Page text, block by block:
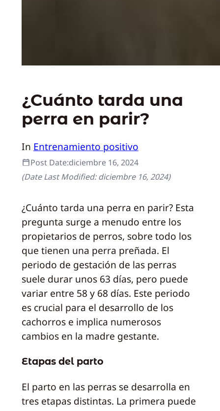
¿Cuánto tarda una
perra en parir?
In Entrenamiento positivo
Post Date:diciembre 16, 2024
(Date Last Modified:diciembre 16, 2024)
¿Cuánto tarda una perra en parir? Esta
pregunta surge a menudo entre los
propietarios de perros, sobre todo los
que tienen una perra preñada. El
periodo de gestación de las perras
suele durar unos 63 días, pero puede
variar entre 58 y 68 días. Este periodo
es crucial para el desarrollo de los
cachorros e implica numerosos
cambios en la madre gestante.
Etapas del parto
El parto en las perras se desarrolla en
tres etapas distintas. La primera puede